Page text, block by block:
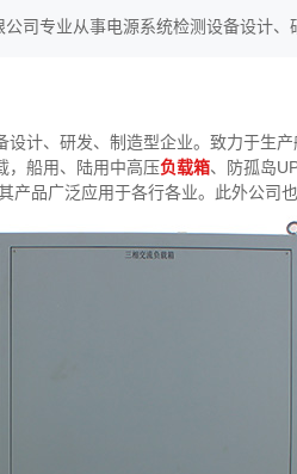
司专业从事电源系统检测设备设计、
计、研发、制造型企业。致力于生产
，船用、陆用中高压负载箱、防孤岛
品广泛应用于各行各业。此外公司